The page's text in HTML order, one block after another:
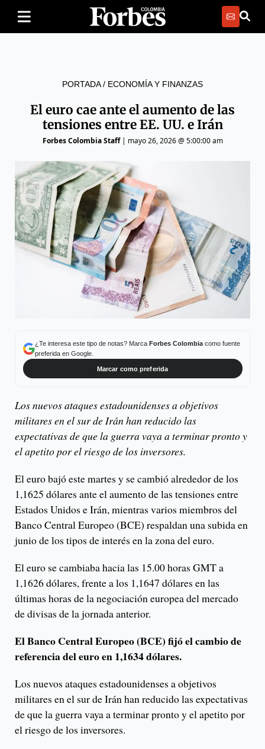
PORTADA/ ECONOMÍA Y FINANZAS
El euro cae ante el aumento de las
tensiones entre EE. UU. e Irán
Forbes Colombia Staff| mayo 26, 2026 @ 5:00:00 am
¿Te interesa este tipo de notas? Marca Forbes Colombiacomo fuente
preferida en Google.
Marcar como preferida
Los nuevos ataques estadounidenses a objetivos
militares en el sur de Irán han reducido las
expectativas de que la guerra vaya a terminar pronto y
el apetito por el riesgo de los inversores.
El euro bajó este martes y se cambió alrededor de los
1,1625 dólares ante el aumento de las tensiones entre
Estados Unidos e Irán, mientras varios miembros del
Banco Central Europeo (BCE) respaldan una subida en
junio de los tipos de interés en la zona del euro.
El euro se cambiaba hacia las 15.00 horas GMT a
1,1626 dólares, frente a los 1,1647 dólares en las
últimas horas de la negociación europea del mercado
de divisas de la jornada anterior.
El Banco Central Europeo (BCE) fijó el cambio de
referencia del euro en 1,1634 dólares.
Los nuevos ataques estadounidenses a objetivos
militares en el sur de Irán han reducido las expectativas
de que la guerra vaya a terminar pronto y el apetito por
el riesgo de los inversores.